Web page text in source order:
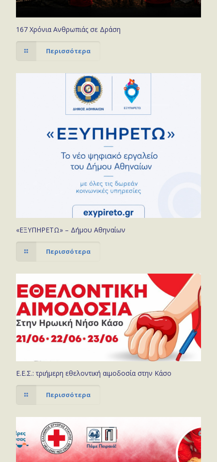
167 Χρόνια Ανθρωπιάς σε Δράση
Περισσότερα
«ΕΞΥΠΗΡΕΤΩ» – Δήμου Αθηναίων
Περισσότερα
Ε.Ε.Σ.: τριήμερη εθελοντική αιμοδοσία στην Κάσο
Περισσότερα